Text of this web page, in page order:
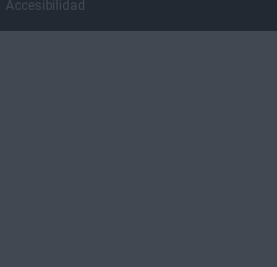
Accesibilidad